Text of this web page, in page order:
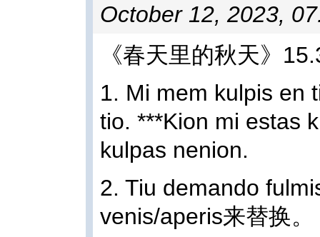
October 12, 2023,
《春天里的秋天》
1. Mi mem kulpis
tio. ***Kion mi estas
kulpas nenion.
2. Tiu demando
venis/aperis来替换。